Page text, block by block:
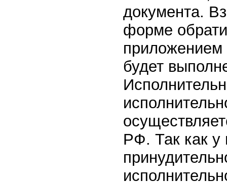
документа.
форме
приложением
будет
РФ. Так как у